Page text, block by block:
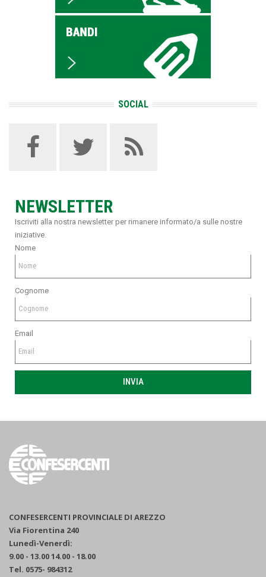
SOCIAL
NEWSLETTER
Iscriviti alla nostra newsletter per rimanere informato/a sulle nostre
iniziative.
Nome
Cognome
Email
INVIA
CONFESERCENTI PROVINCIALE DI AREZZO
Via Fiorentina 240
Lunedì-Venerdì:
9.00 - 13.00 14.00 - 18.00
Tel. 0575- 984312